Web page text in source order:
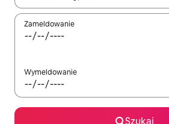
Zameldowanie
Wymeldowanie
Szukaj